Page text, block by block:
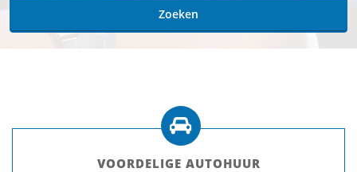
Zoeken
VOORDELIGE AUTOHUUR